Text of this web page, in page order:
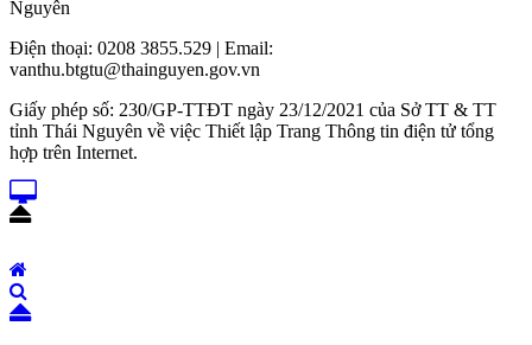
Nguyên
Điện thoại: 0208 3855.529 | Email:
vanthu.btgtu@thainguyen.gov.vn
Giấy phép số: 230/GP-TTĐT ngày 23/12/2021 của Sở TT & TT
tỉnh Thái Nguyên về việc Thiết lập Trang Thông tin điện tử tổng
hợp trên Internet.